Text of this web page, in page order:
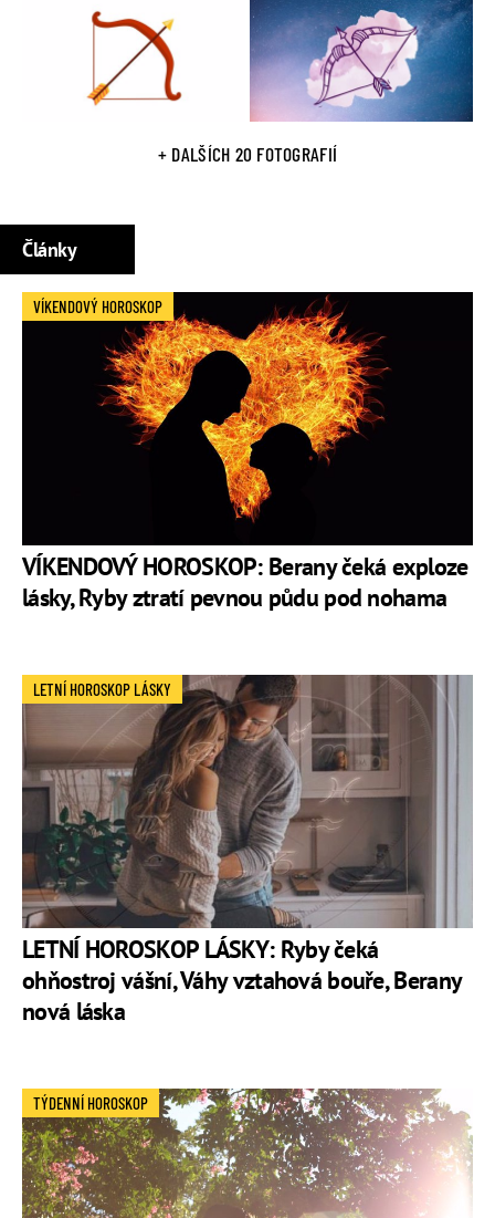
+ DALŠÍCH 20 FOTOGRAFIÍ
Články
VÍKENDOVÝ HOROSKOP: Berany čeká exploze
lásky, Ryby ztratí pevnou půdu pod nohama
VÍKENDOVÝ HOROSKOP
LETNÍ HOROSKOP LÁSKY: Ryby čeká
ohňostroj vášní, Váhy vztahová bouře, Berany
nová láska
LETNÍ HOROSKOP LÁSKY
TÝDENNÍ HOROSKOP